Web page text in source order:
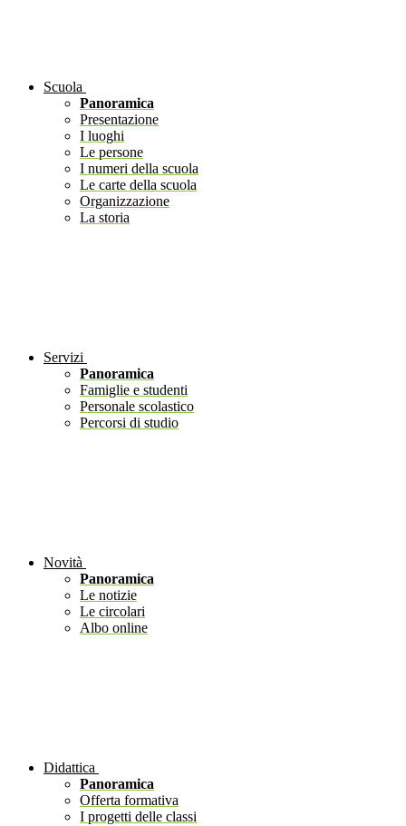
Scuola
Panoramica
Presentazione
I luoghi
Le persone
I numeri della scuola
Le carte della scuola
Organizzazione
La storia
Servizi
Panoramica
Famiglie e studenti
Personale scolastico
Percorsi di studio
Novità
Panoramica
Le notizie
Le circolari
Albo online
Didattica
Panoramica
Offerta formativa
I progetti delle classi